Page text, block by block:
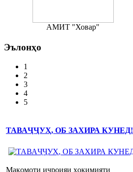
АМИТ "Ховар"
Эълонҳо
1
2
3
4
5
ТАВАҶҶУҲ, ОБ ЗАХИРА КУНЕД!
Мақомоти иҷроияи ҳокимияти